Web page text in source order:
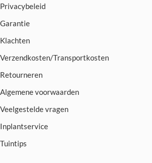
Privacybeleid
Garantie
Klachten
Verzendkosten/Transportkosten
Retourneren
Algemene voorwaarden
Veelgestelde vragen
Inplantservice
Tuintips